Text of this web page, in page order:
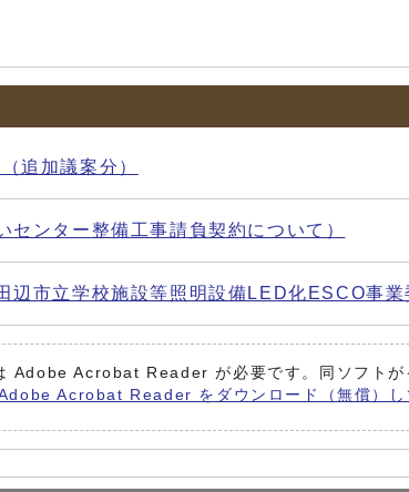
追加議案分）
ンター整備工事請負契約について）
市立学校施設等照明設備LED化ESCO事業
Adobe Acrobat Reader が必要です。同ソフトが
Acrobat Reader をダウンロード（無償）し